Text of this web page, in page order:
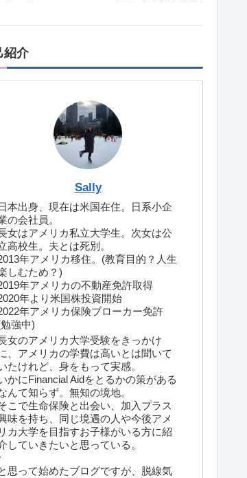
紹介
Sally
本出身、現在は米国在住。日系小企
の会社員。
女はアメリカ私立大学生。次女は公
高校生。夫とは死別。
年アメリカ移住。(教育目的？人生
しむため？)
年アメリカの不動産免許取得
年より米国株投資開始
年アメリカ保険ブローカー免許
強中)
女のアメリカ大学受験をきっかけ
、アメリカの学費は高いとは聞いて
たけれど、身をもって実感。
かにFinancial Aidをとるかの策がある
んて知らず。無知の境地。
こで生命保険と出会い、加入プラス
味を持ち、同じ境遇の人や今後アメ
リカ大学を目指すお子様がいる方に紹
していきたいと思っている。
思って始めたブログですが、脱線気